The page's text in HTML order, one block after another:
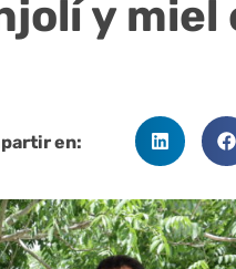
y miel
en: